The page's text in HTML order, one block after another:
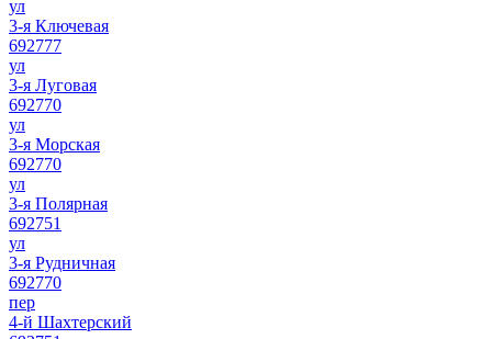
ул
3-я Ключевая
692777
ул
3-я Луговая
692770
ул
3-я Морская
692770
ул
3-я Полярная
692751
ул
3-я Рудничная
692770
пер
4-й Шахтерский